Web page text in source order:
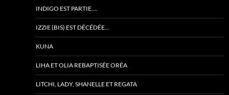
INDIGO EST PARTIE….
IZZIE (BIS) EST DÉCÉDÉE…
KUNA
LIHA ET OLIA REBAPTISÉE ORÉA
LITCHI, LADY, SHANELLE ET REGATA